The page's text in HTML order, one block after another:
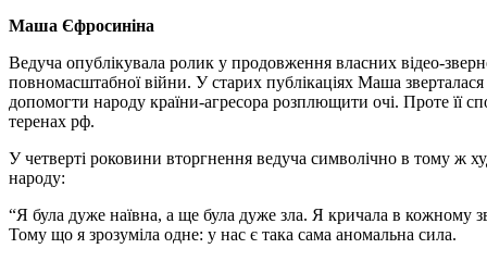
Маша Єфросиніна
Ведуча опублікувала ролик у продовження власних відео-
повномасштабної війни. У старих публікаціях Маша
допомогти народу країни-агресора розплющити очі. Проте її
теренах рф.
У четверті роковини вторгнення ведуча символічно в тому ж
народу:
“Я була дуже наївна, а ще була дуже зла. Я кричала в кожному
Тому що я зрозуміла одне: у нас є така сама аномальна сила.